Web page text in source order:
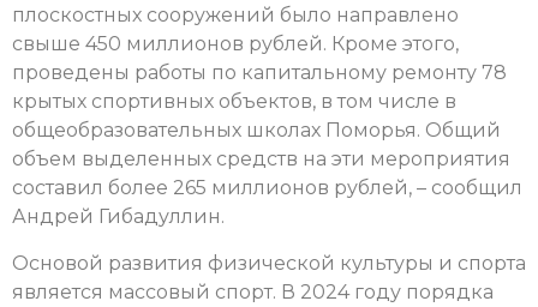
плоскостных сооружений было направлено
свыше 450 миллионов рублей. Кроме этого,
проведены работы по капитальному ремонту 78
крытых спортивных объектов, в том числе в
общеобразовательных школах Поморья. Общий
объем выделенных средств на эти мероприятия
составил более 265 миллионов рублей, – сообщил
Андрей Гибадуллин.
Основой развития физической культуры и спорта
является массовый спорт. В 2024 году порядка